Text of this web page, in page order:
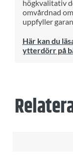
högkvalitativ
omvårdnad
uppfyller
Här kan du
ytterdörr på